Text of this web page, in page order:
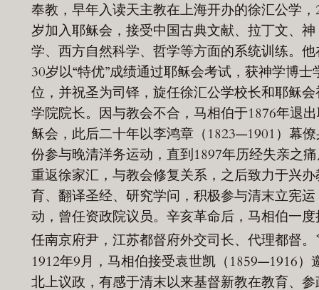
奉教，早年入读天主教在上海开办的徐汇公学，
岁加入耶稣会，接受中国古典文献、拉丁文、神
学、西方自然科学、哲学等方面的系统训练。他
30岁以“特优”成绩通过耶稣会考试，获神学博士
位，并祝圣为司铎，旋任徐汇公学校长和耶稣会
学院院长。因与教会不合，马相伯于1876年退
稣会，此后二十年以李鸿章（1823—1901）幕
份参与晚清洋务运动，直到1897年历经失亲之
重返徐家汇，与教会修复关系，之后致力于兴办
育、翻译圣经、研究学问，积极参与清末立宪运
动，曾任资政院议员。辛亥革命后，马相伯一度
任南京府尹，江苏都督府外交司长、代理都督。
1912年9月，马相伯接受袁世凯（1859—1916）
北上议政，有感于清末以来基督新教在教育、参